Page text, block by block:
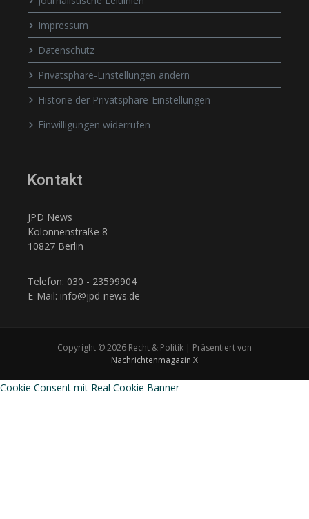
Impressum
Datenschutz
Privatsphäre-Einstellungen ändern
Historie der Privatsphäre-Einstellungen
Einwilligungen widerrufen
Kontakt
JPD News
Kolonnenstraße 8
10827 Berlin
Telefon: 030 - 23599904
E-Mail: info@jpd-news.de
Copyright © 2026 Recht & Politik | Präsentiert von
Nachrichtenmagazin X
Cookie Consent mit Real Cookie Banner